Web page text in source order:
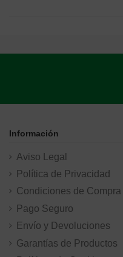
Información
Aviso Legal
Política de Privacidad
Condiciones de Compra
Pago Seguro
Envío y Devoluciones
Garantías de Productos